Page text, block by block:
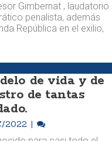
Gimbernat , laudatorio
penalista, además
República en el exilio,
de vida y de
de tantas
2022